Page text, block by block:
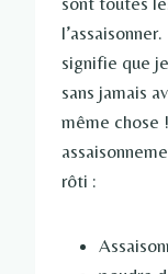
signifie que
sans jamais
même chose
rôti :